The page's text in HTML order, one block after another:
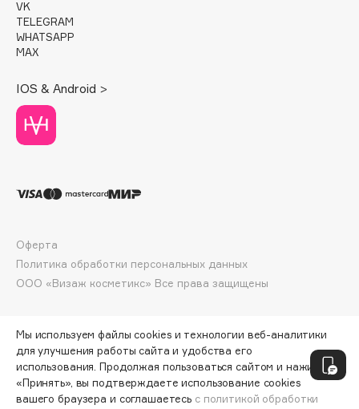
Darphin
Davines
Deonica
Dessange
Dior
Divage
Dorco
Dr. Vranjes Firenze
Dr.Althea
Dr.Ceuracle
DSD de Luxe
Dyson
VK
TELEGRAM
WHATSAPP
MAX
IOS & Android >
ООО «Визаж косметикс» Все права защищены
Оферта
Политика обработки персональных данных
Мы используем файлы cookies и технологии веб-аналитики
для улучшения работы сайта и удобства его
использования. Продолжая пользоваться сайтом и нажимая
«Принять», вы подтверждаете использование cookies
вашего браузера и соглашаетесь с политикой обработки